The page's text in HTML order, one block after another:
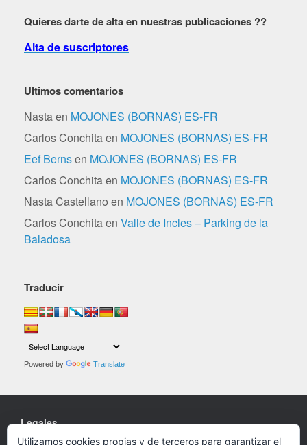
Quieres darte de alta en nuestras publicaciones ??
Alta de suscriptores
Ultimos comentarios
Nastaen MOJONES (BORNAS) ES-FR
Carlos Conchitaen MOJONES (BORNAS) ES-FR
Eef Bernsen MOJONES (BORNAS) ES-FR
Carlos Conchitaen MOJONES (BORNAS) ES-FR
Nasta Castellano en MOJONES (BORNAS) ES-FR
Carlos Conchitaen Valle de Incles – Parking de la
Baladosa
Traducir
Powered by Translate
Legales
Utilizamos cookies propias y de terceros para garantizar el